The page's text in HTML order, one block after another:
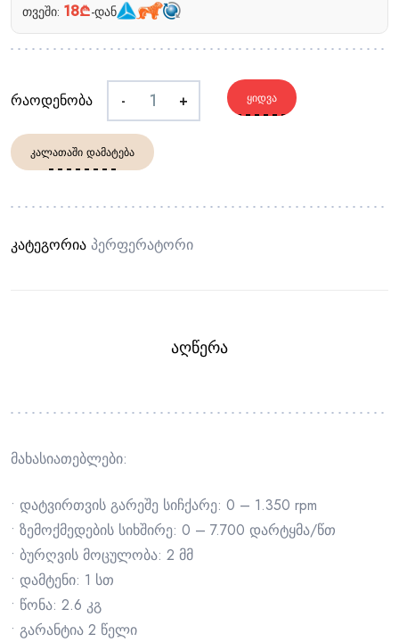
თვეში: 18₾-დან
რაოდენობა - + ᲧᲘᲓᲕᲐ
ᲙᲐᲚᲐᲗᲐᲨᲘ ᲓᲐᲛᲐᲢᲔᲑᲐ
კატეგორია Პერფერატორი
ᲐᲦᲬᲔᲠᲐ
მახასიათებლები:
• დატვირთვის გარეშე სიჩქარე: 0 – 1.350 rpm
• ზემოქმედების სიხშირე: 0 – 7.700 დარტყმა/წთ
• ბურღვის მოცულობა: 2 მმ
• დამტენი: 1 სთ
• წონა: 2.6 კგ
• გარანტია 2 წელი